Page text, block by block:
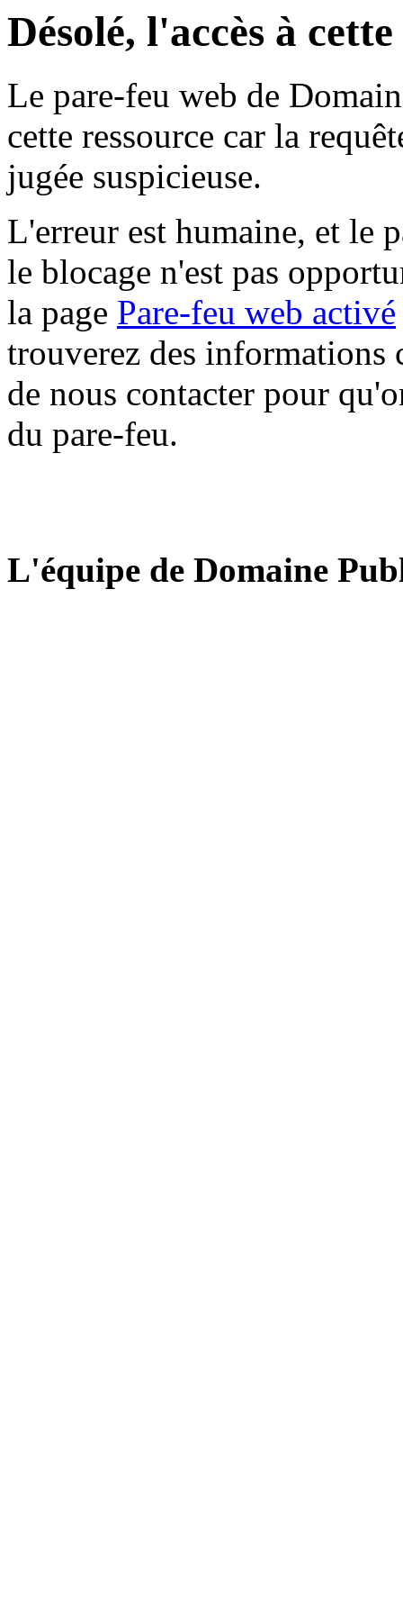
Désolé, l'accès à
Le pare-feu web de
cette ressource car la
jugée suspicieuse.
L'erreur est humaine, et le
le blocage n'est pas
la page Pare-feu web activé
trouverez des informations
de nous contacter pour
du pare-feu.
L'équipe de Domaine